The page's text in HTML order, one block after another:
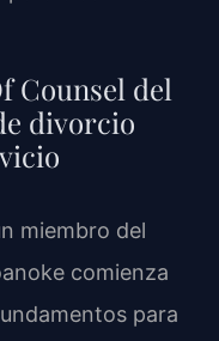
Counsel del
divorcio
miembro del
comienza
para